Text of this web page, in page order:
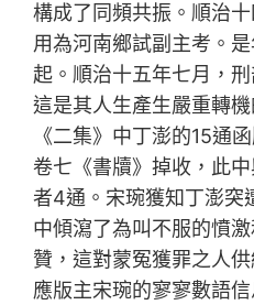
構成了同頻共振。順治
用為河南鄉試副主考。
起。順治十五年七月，
這是其人生產生嚴重轉機
《二集》中丁澎的15通
卷七《書牘》掉收，此
者4通。宋琬獲知丁澎突
中傾瀉了為叫不服的憤
贊，這對蒙冤獲罪之人
應版主宋琬的寥寥數語